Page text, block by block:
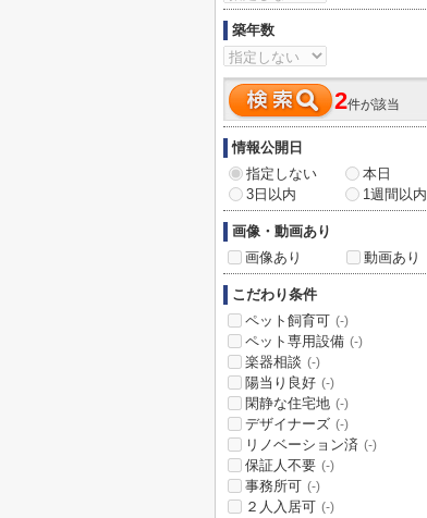
築年数
2件が該当
情報公開日
指定しない
本日
3日以内
1週間以内
画像・動画あり
画像あり
動画あり
こだわり条件
ペット飼育可 (-)
ペット専用設備 (-)
楽器相談 (-)
陽当り良好 (-)
閑静な住宅地 (-)
デザイナーズ (-)
リノベーション済 (-)
保証人不要 (-)
事務所可 (-)
２人入居可 (-)